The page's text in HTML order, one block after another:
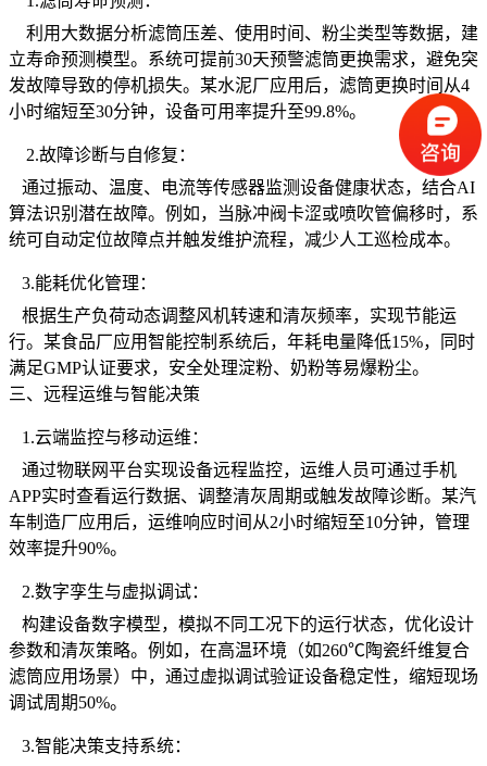
利用大数据分析滤筒压差、使用时间、粉尘类型等数据，建
立寿命预测模型。系统可提前30天预警滤筒更换需求，避免突
发故障导致的停机损失。某水泥厂应用后，滤筒更换时间从4
小时缩短至30分钟，设备可用率提升至99.8%。
2.故障诊断与自修复：
通过振动、温度、电流等传感器监测设备健康状态，结合AI
算法识别潜在故障。例如，当脉冲阀卡涩或喷吹管偏移时，系
统可自动定位故障点并触发维护流程，减少人工巡检成本。
3.能耗优化管理：
根据生产负荷动态调整风机转速和清灰频率，实现节能运
行。某食品厂应用智能控制系统后，年耗电量降低15%，同时
满足GMP认证要求，安全处理淀粉、奶粉等易爆粉尘。
三、远程运维与智能决策
1.云端监控与移动运维：
通过物联网平台实现设备远程监控，运维人员可通过手机
APP实时查看运行数据、调整清灰周期或触发故障诊断。某汽
车制造厂应用后，运维响应时间从2小时缩短至10分钟，管理
效率提升90%。
2.数字孪生与虚拟调试：
构建设备数字模型，模拟不同工况下的运行状态，优化设计
参数和清灰策略。例如，在高温环境（如260℃陶瓷纤维复合
滤筒应用场景）中，通过虚拟调试验证设备稳定性，缩短现场
调试周期50%。
3.智能决策支持系统：